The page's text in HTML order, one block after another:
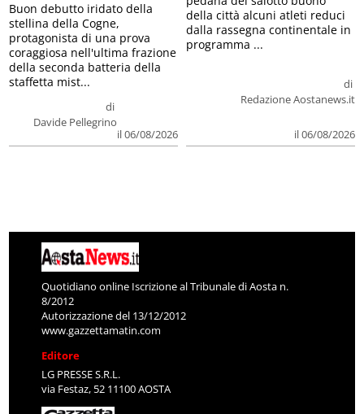
di
Davide Pellegrino
il 06/08/2026
Buon debutto iridato della
stellina della Cogne,
protagonista di una prova
coraggiosa nell'ultima frazione
della seconda batteria della
staffetta mist...
di
Redazione Aostanews.it
il 06/08/2026
della città alcuni atleti reduci
dalla rassegna continentale in
programma ...
Quotidiano online Iscrizione al Tribunale di Aosta n.
8/2012
Autorizzazione del 13/12/2012
www.gazzettamatin.com
Editore
LG PRESSE S.R.L.
via Festaz, 52 11100 AOSTA